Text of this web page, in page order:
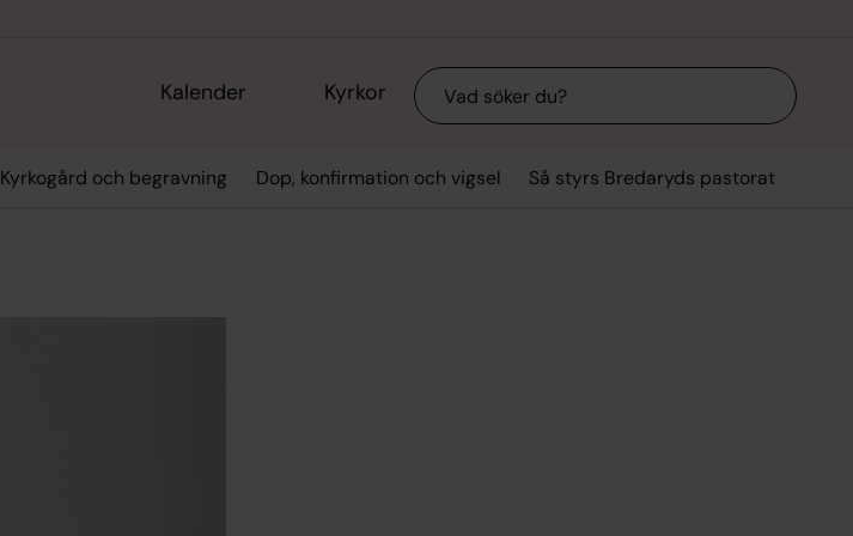
Kalender Kyrkor Sök
Kyrkogård och begravning Dop, konfirmation och vigsel Så styrs Bredaryds pastorat